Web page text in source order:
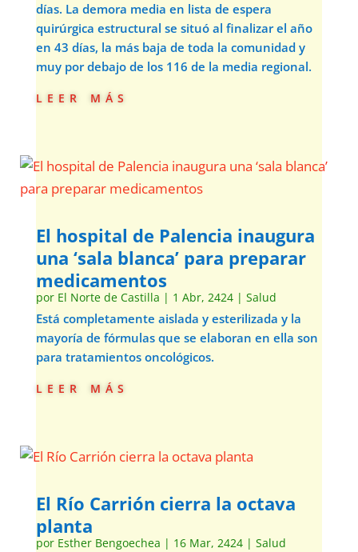
días. La demora media en lista de espera
quirúrgica estructural se situó al finalizar el año
en 43 días, la más baja de toda la comunidad y
muy por debajo de los 116 de la media regional.
leer más
El hospital de Palencia inaugura
una ‘sala blanca’ para preparar
medicamentos
por El Norte de Castilla | 1 Abr, 2424| Salud
Está completamente aislada y esterilizada y la
mayoría de fórmulas que se elaboran en ella son
para tratamientos oncológicos.
leer más
El Río Carrión cierra la octava
planta
por Esther Bengoechea | 16 Mar, 2424| Salud